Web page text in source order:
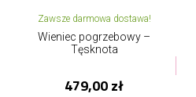
Zawsze darmowa dostawa!
Wieniec pogrzebowy –
Tęsknota
479,00 zł